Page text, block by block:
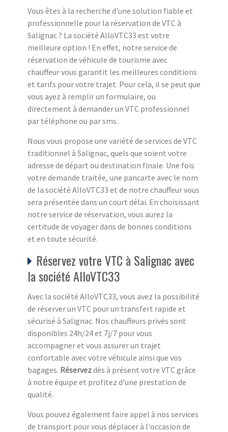
Vous êtes à la recherche d'une solution fiable et
professionnelle pour la réservation de VTC à
Salignac ? La société AlloVTC33 est votre
meilleure option ! En effet, notre service de
réservation de véhicule de tourisme avec
chauffeur vous garantit les meilleures conditions
et tarifs pour votre trajet. Pour cela, il se peut que
vous ayez à remplir un formulaire, ou
directement à demander un VTC professionnel
par téléphone ou par sms.
Nous vous propose une variété de services de VTC
traditionnel à Salignac, quels que soient votre
adresse de départ ou destination finale. Une fois
votre demande traitée, une pancarte avec le nom
de la société AlloVTC33 et de notre chauffeur vous
sera présentée dans un court délai. En choisissant
notre service de réservation, vous aurez la
certitude de voyager dans de bonnes conditions
et en toute sécurité.
Réservez votre VTC à Salignac avec
la société AlloVTC33
Avec la société AlloVTC33, vous avez la possibilité
de réserver un VTC pour un transfert rapide et
sécurisé à Salignac. Nos chauffeurs privés sont
disponibles 24h/24 et 7j/7 pour vous
accompagner et vous assurer un trajet
confortable avec votre véhicule ainsi que vos
bagages. Réservezdès à présent votre VTC grâce
à notre équipe et profitez d'une prestation de
qualité.
Vous pouvez également faire appel à nos services
de transport pour vous déplacer à l'occasion de